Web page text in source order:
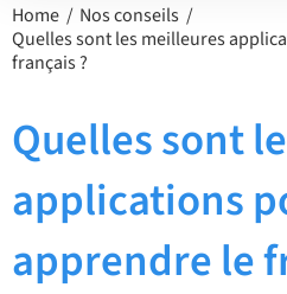
Home
Nos conseils
Quelles sont les meilleures
français ?
Quelles sont
applications
apprendre le